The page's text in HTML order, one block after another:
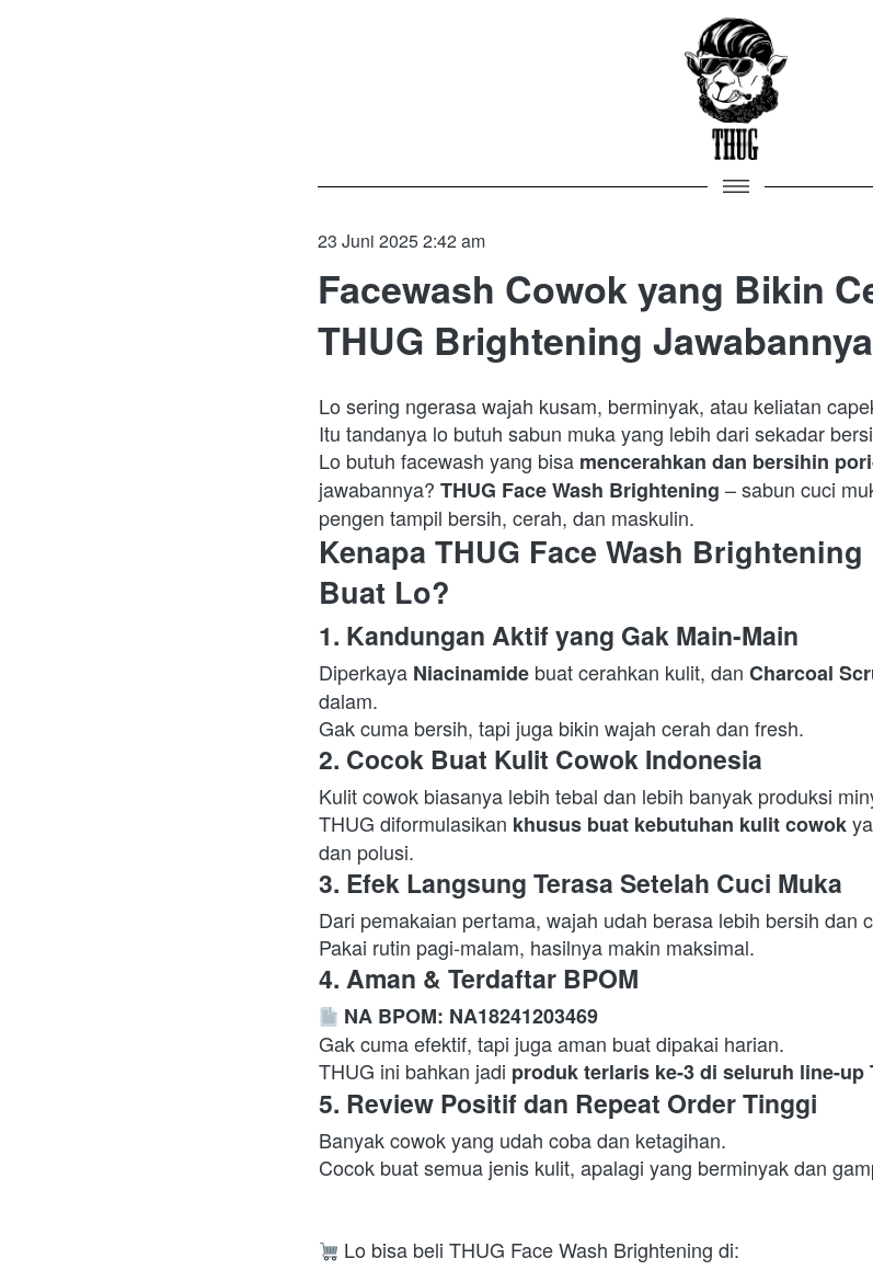
23 Juni 2025 2:42 am
Facewash Cowok yang Bikin
THUG Brightening
Lo sering ngerasa wajah kusam, berminyak, atau keliatan
Itu tandanya lo butuh sabun muka yang lebih dari sekadar
Lo butuh facewash yang bisa mencerahkan dan bersihin
jawabannya? THUG Face Wash Brightening – sabun cuci
pengen tampil bersih, cerah, dan maskulin.
Kenapa THUG Face Wash
Buat Lo?
1. Kandungan Aktif yang Gak Main-Main
Diperkaya Niacinamide buat cerahkan kulit, dan Charcoal
dalam.
Gak cuma bersih, tapi juga bikin wajah cerah dan fresh.
2. Cocok Buat Kulit Cowok Indonesia
Kulit cowok biasanya lebih tebal dan lebih banyak produksi
THUG diformulasikan khusus buat kebutuhan kulit cowok
dan polusi.
3. Efek Langsung Terasa Setelah Cuci Muka
Dari pemakaian pertama, wajah udah berasa lebih bersih dan
Pakai rutin pagi-malam, hasilnya makin maksimal.
4. Aman & Terdaftar BPOM
NA BPOM: NA18241203469
Gak cuma efektif, tapi juga aman buat dipakai harian.
THUG ini bahkan jadi produk terlaris ke-3 di seluruh line-up
5. Review Positif dan Repeat Order Tinggi
Banyak cowok yang udah coba dan ketagihan.
Cocok buat semua jenis kulit, apalagi yang berminyak dan
Lo bisa beli THUG Face Wash Brightening di: